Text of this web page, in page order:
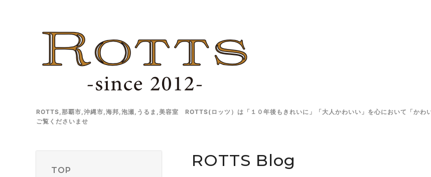
ROTTS,那覇市,沖縄市,海邦,泡瀬,うるま,美容室 ROTTS(ロッツ）は「１０年後もきれいに」「大人かわいい」を心において「
ご覧くださいませ
TOP
ROTTS Blog